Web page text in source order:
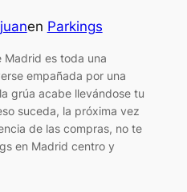
juanen Parkings
Madrid es toda una
empañada por una
grúa acabe llevándose tu
suceda, la próxima vez
de las compras, no te
en Madrid centro y